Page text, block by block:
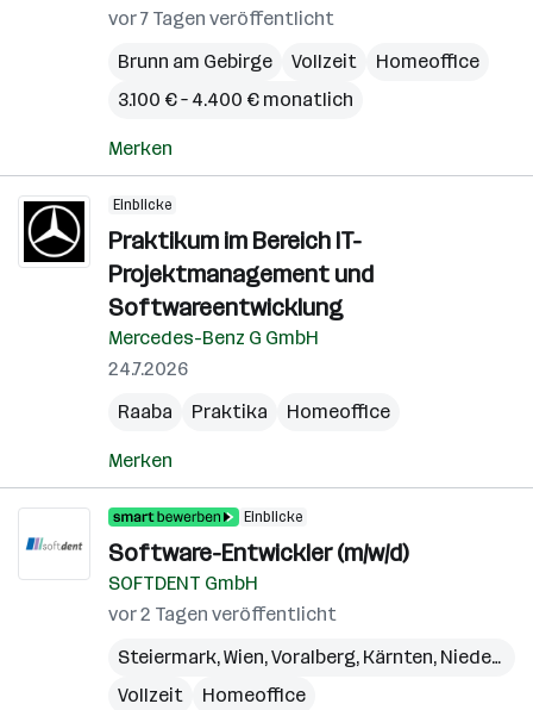
vor 7 Tagen veröffentlicht
Brunn am Gebirge
Vollzeit
Homeoffice
3.100 € – 4.400 € monatlich
Merken
Einblicke
Praktikum im Bereich IT-
Projektmanagement und
Softwareentwicklung
Mercedes-Benz G GmbH
24.7.2026
Raaba
Praktika Homeoffice
Merken
Einblicke
Software-Entwickler (m/w/d)
SOFTDENT GmbH
vor 2 Tagen veröffentlicht
Steiermark,Wien,Voralberg, Kärnten, Niederösterreich
Vollzeit
Homeoffice